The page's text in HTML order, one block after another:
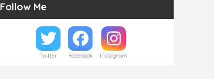
Follow Me
Twitter Facebook Instagram